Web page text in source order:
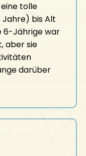
tolle
bis Alt
6-Jährige war
aber sie
darüber